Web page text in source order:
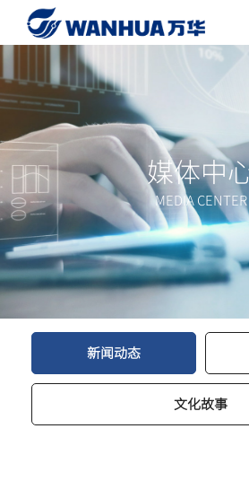
媒体中
MEDIA CENTER
新闻动态
文化故事